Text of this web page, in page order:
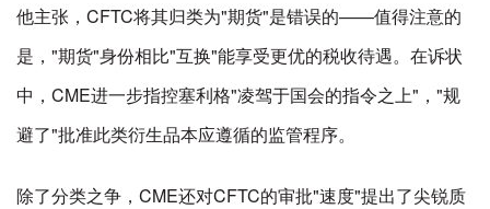
他主张，CFTC将其归类为"期货"是错误的——值得注意的
是，"期货"身份相比"互换"能享受更优的税收待遇。在诉状
中，CME进一步指控塞利格"凌驾于国会的指令之上"，"规
避了"批准此类衍生品本应遵循的监管程序。
除了分类之争，CME还对CFTC的审批"速度"提出了尖锐质